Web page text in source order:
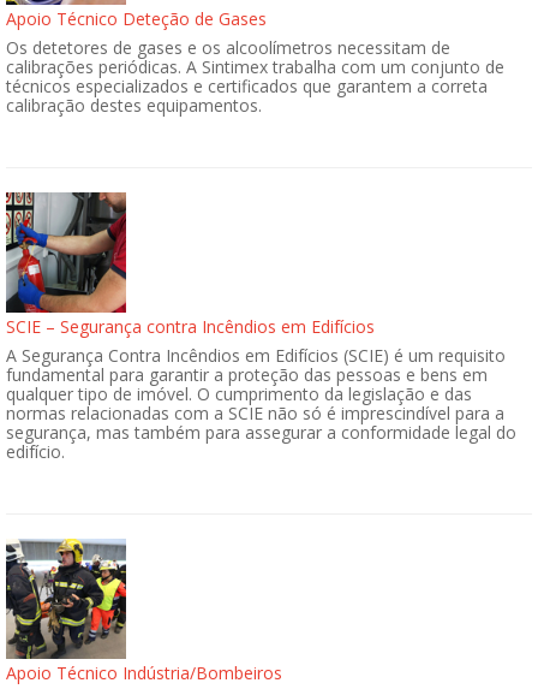
Apoio Técnico Deteção de Gases
Os detetores de gases e os alcoolímetros necessitam de
calibrações periódicas. A Sintimex trabalha com um conjunto de
técnicos especializados e certificados que garantem a correta
calibração destes equipamentos.
SCIE – Segurança contra Incêndios em Edifícios
A Segurança Contra Incêndios em Edifícios (SCIE) é um requisito
fundamental para garantir a proteção das pessoas e bens em
qualquer tipo de imóvel. O cumprimento da legislação e das
normas relacionadas com a SCIE não só é imprescindível para a
segurança, mas também para assegurar a conformidade legal do
edifício.
Apoio Técnico Indústria/Bombeiros